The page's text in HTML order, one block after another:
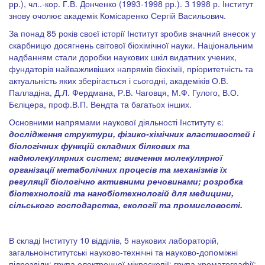
рр.), чл..-кор. Г.В. Донченко (1993-1998 рр.). З 1998 р. Інститут
знову очолює академік Комісаренко Сергій Васильович.
За понад 85 років своєї історії Інститут зробив значний внесок у
скарбницю досягнень світової біохімічної науки. Національним
надбанням стали доробки наукових шкіл видатних учених,
фундаторів найважливіших напрямів біохімії, пріоритетність та
актуальність яких зберігається і сьогодні, академіків О.В.
Палладіна, Д.Л. Фердмана, Р.В. Чаговця, М.Ф. Гулого, В.О.
Бєліцера, проф.В.П. Вендта та багатьох інших.
Основними напрямами наукової діяльності Інституту є:
дослідження структури, фізико-хімічних властивостей і
біологічних функцій складних білкових та
надмолекулярних систем; вивчення молекулярної
організації метаболічних процесів та механізмів їх
регуляції біологічно активними речовинами; розробка
біотехнологій та нанобіотехнологій для медицини,
сільського господарства, екології та промисловості.
В складі Інституту 10 відділів, 5 наукових лабораторій,
загальноінститутські науково-технічні та науково-допоміжні